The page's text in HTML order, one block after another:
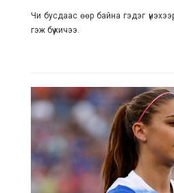
Чи бусдаас өөр байна гэдэг
гэж бүү хичээ.